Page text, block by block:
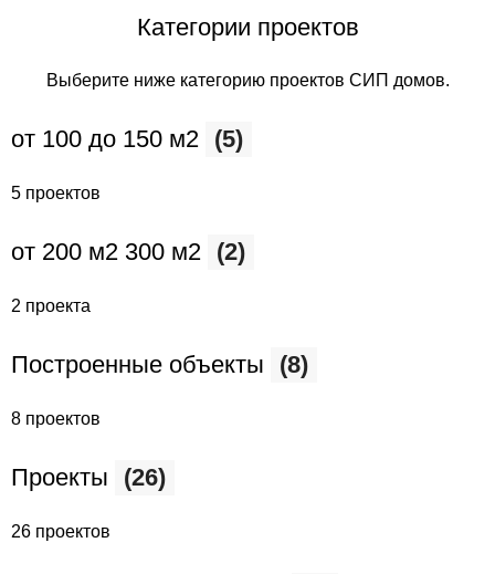
Категории проектов
Выберите ниже категорию проектов СИП домов.
от 100 до 150 м2 (5)
5 проектов
от 200 м2 300 м2 (2)
2 проекта
Построенные объекты (8)
8 проектов
Проекты (26)
26 проектов